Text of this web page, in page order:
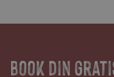
Book din